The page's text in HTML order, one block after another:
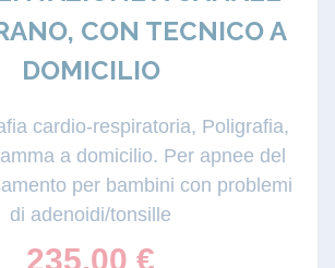
CON TECNICO A
DOMICILIO
cardio-respiratoria, Poligrafia,
a domicilio. Per apnee del
per bambini con problemi
di adenoidi/tonsille
235.00 €